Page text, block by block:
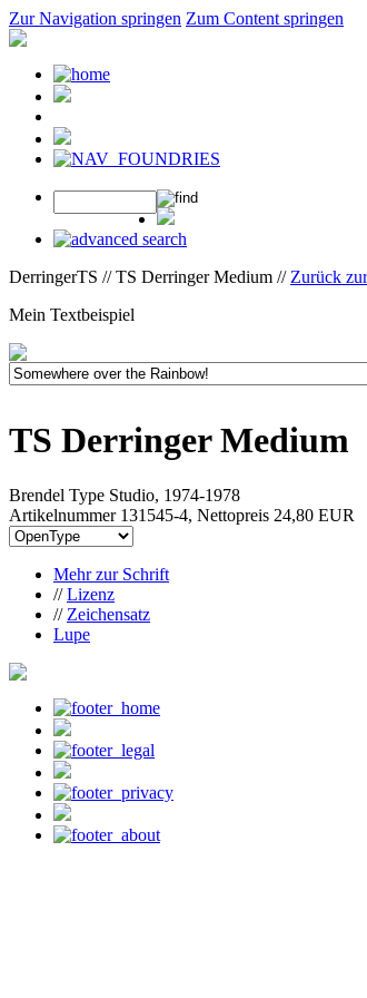
Zur Navigation springen Zum Content springen
DerringerTS // TS Derringer Medium // Zurück
Mein Textbeispiel
TS Derringer Medium
Brendel Type Studio, 1974-1978
Artikelnummer 131545-4, Nettopreis 24,80 EUR
Mehr zur Schrift
//Lizenz
// Zeichensatz
Lupe